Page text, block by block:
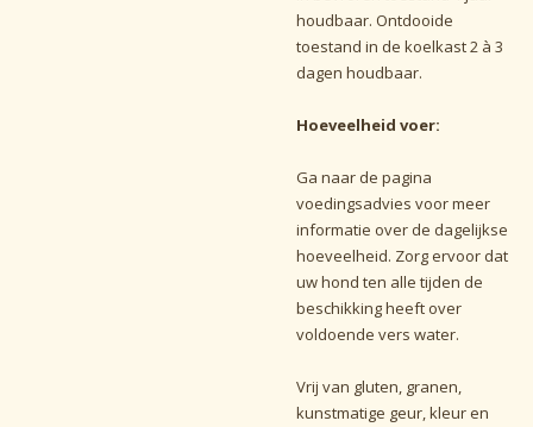
houdbaar. Ontdooide
toestand in de koelkast 2 à 3
dagen houdbaar.
Hoeveelheid voer:
Ga naar de pagina
voedingsadvies voor meer
informatie over de dagelijkse
hoeveelheid. Zorg ervoor dat
uw hond ten alle tijden de
beschikking heeft over
voldoende vers water.
Vrij van gluten, granen,
kunstmatige geur, kleur en